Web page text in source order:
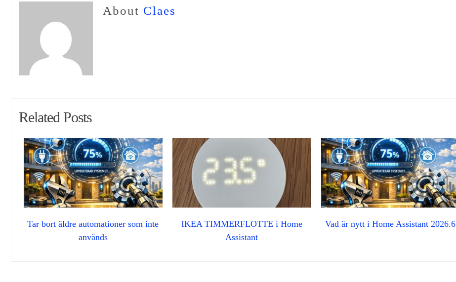
About Claes
Related Posts
Tar bort äldre automationer som inte
används
IKEA TIMMERFLOTTE i Home
Assistant
Vad är nytt i Home Assistant 2026.6